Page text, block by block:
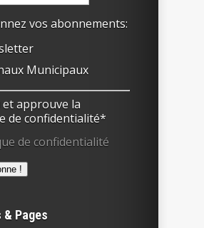
vos abonnements:
Municipaux
et approuve la
de confidentialité*
de confidentialité
Pages